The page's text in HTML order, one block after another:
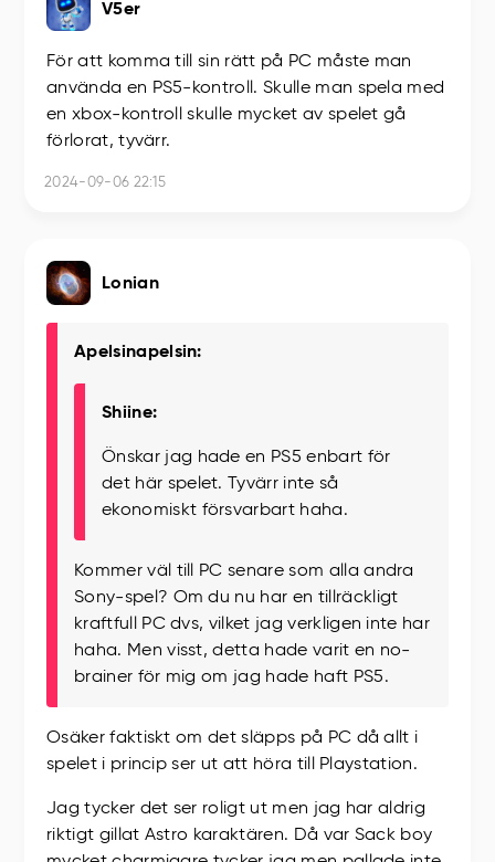
V5er
För att komma till sin rätt på PC måste man
använda en PS5-kontroll. Skulle man spela med
en xbox-kontroll skulle mycket av spelet gå
förlorat, tyvärr.
2024-09-06 22:15
Lonian
Apelsinapelsin:
Shiine:
Önskar jag hade en PS5 enbart för
det här spelet. Tyvärr inte så
ekonomiskt försvarbart haha.
Kommer väl till PC senare som alla andra
Sony-spel? Om du nu har en tillräckligt
kraftfull PC dvs, vilket jag verkligen inte har
haha. Men visst, detta hade varit en no-
brainer för mig om jag hade haft PS5.
Osäker faktiskt om det släpps på PC då allt i
spelet i princip ser ut att höra till Playstation.
Jag tycker det ser roligt ut men jag har aldrig
riktigt gillat Astro karaktären. Då var Sack boy